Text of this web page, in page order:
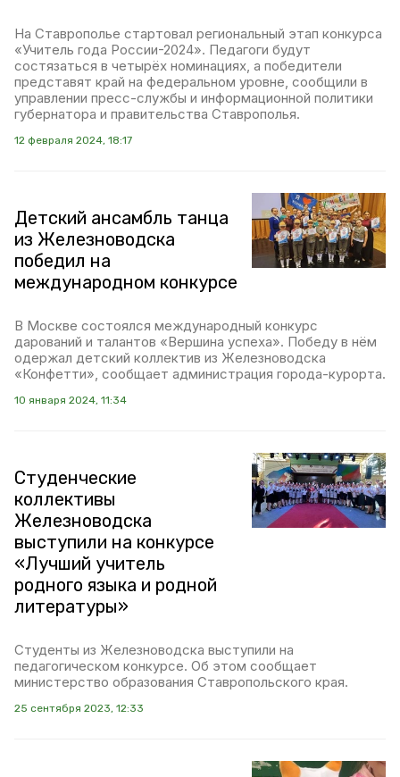
На Ставрополье стартовал региональный этап конкурса
«Учитель года России-2024». Педагоги будут
состязаться в четырёх номинациях, а победители
представят край на федеральном уровне, сообщили в
управлении пресс-службы и информационной политики
губернатора и правительства Ставрополья.
12 февраля 2024, 18:17
Детский ансамбль танца
из Железноводска
победил на
международном конкурсе
В Москве состоялся международный конкурс
дарований и талантов «Вершина успеха». Победу в нём
одержал детский коллектив из Железноводска
«Конфетти», сообщает администрация города-курорта.
10 января 2024, 11:34
Студенческие
коллективы
Железноводска
выступили на конкурсе
«Лучший учитель
родного языка и родной
литературы»
Студенты из Железноводска выступили на
педагогическом конкурсе. Об этом сообщает
министерство образования Ставропольского края.
25 сентября 2023, 12:33